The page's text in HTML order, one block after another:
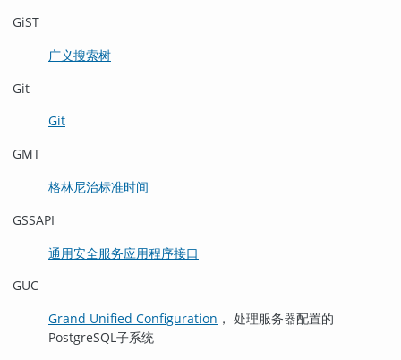
GiST
广义搜索树
Git
Git
GMT
格林尼治标准时间
GSSAPI
通用安全服务应用程序接口
GUC
Grand Unified Configuration ， 处理服务器配置的
PostgreSQL子系统